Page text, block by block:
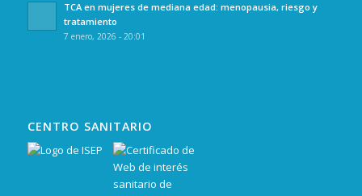
TCA en mujeres de mediana edad: menopausia, riesgo y
tratamiento
7 enero, 2026 - 20:01
CENTRO SANITARIO